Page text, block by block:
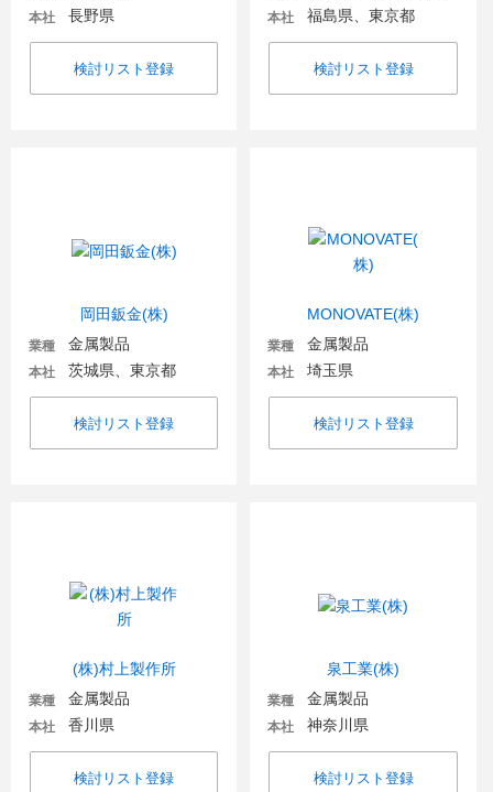
本社 長野県
検討リスト登録
本社 福島県、東京都
検討リスト登録
岡田鈑金(株)
業種 金属製品
本社 茨城県、東京都
検討リスト登録
MONOVATE(株)
業種 金属製品
本社 埼玉県
検討リスト登録
(株)村上製作所
業種 金属製品
本社 香川県
検討リスト登録
泉工業(株)
業種 金属製品
本社 神奈川県
検討リスト登録